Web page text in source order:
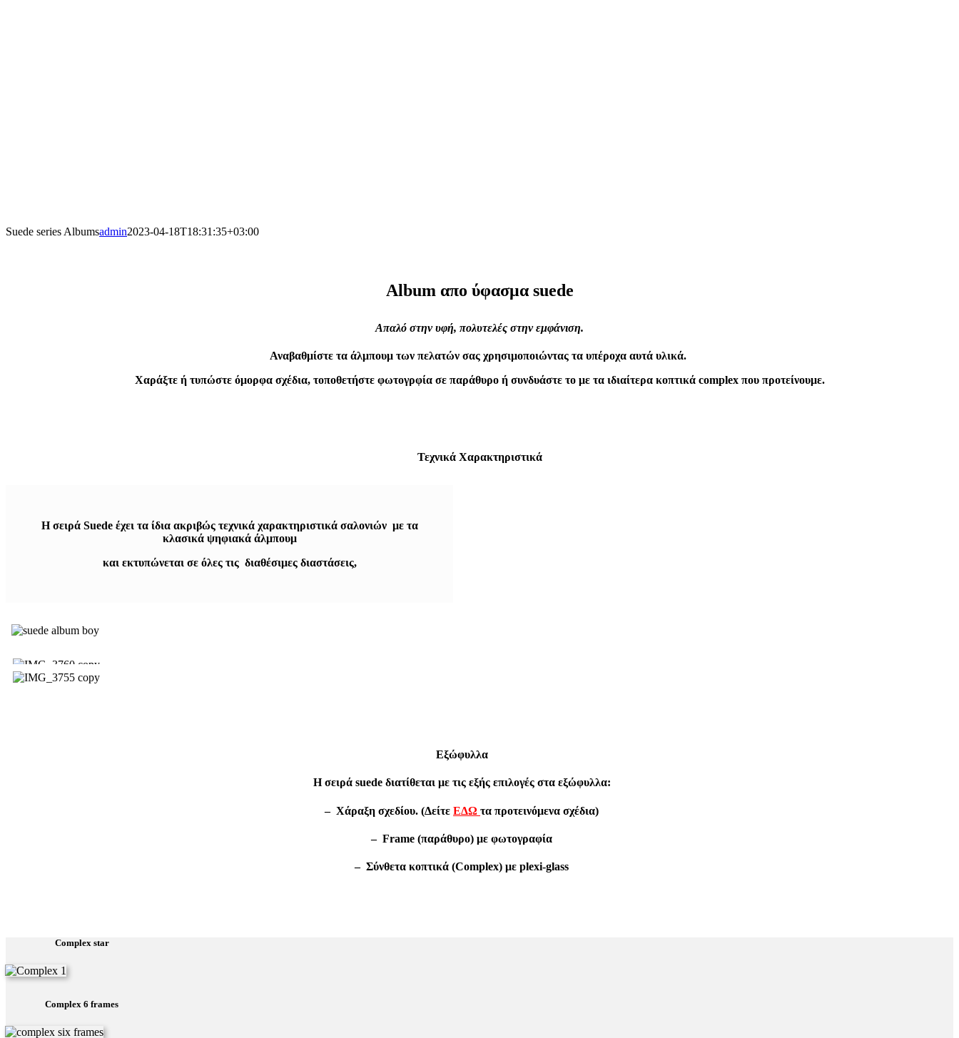
Suede series Albumsadmin2023-04-18T18:31:35+03:00
Album απο ύφασμα suede
Απαλό στην υφή, πολυτελές στην εμφάνιση.
Αναβαθμίστε τα άλμπουμ των πελατών σας χρησιμοποιώντας τα υπέροχα αυτά υλικά.
Χαράξτε ή τυπώστε όμορφα σχέδια, τοποθετήστε φωτογρφία σε παράθυρο ή συνδυάστε το με τα ιδιαίτερα κοπτικά complex που προτείνουμε.
Τεχνικά Χαρακτηριστικά
Η σειρά Suede έχει τα ίδια ακριβώς τεχνικά χαρακτηριστικά σαλονιών με τα
κλασικά ψηφιακά άλμπουμ
και εκτυπώνεται σε όλες τις διαθέσιμες διαστάσεις,
Εξώφυλλα
Η σειρά suede διατίθεται με τις εξής επιλογές στα εξώφυλλα:
– Χάραξη σχεδίου. (ΔείτεΕΔΩτα προτεινόμενα σχέδια)
– Frame (παράθυρο) με φωτογραφία
– Σύνθετα κοπτικά (Complex) με plexi-glass
Complex star
Complex 6 frames